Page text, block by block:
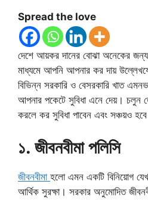
Spread the love
দেশে আয়কর দানের বোঝা অনেকের জন্য
মাধ্যমে আপনি আপনার কর দায়
বিভিন্ন সরকারি ও বেসরকারি খাত
আপনার পকেটে সুবিধা এনে দেয়। চলুন
করলে কর সুবিধা পাবেন এবং সঞ্চয়ও হবে
১. জীবনবীমা পলিসি
জীবনবীমা হলো এমন একটি বিনিয়োগ
আর্থিক সুরক্ষা। সরকার অনুমোদিত